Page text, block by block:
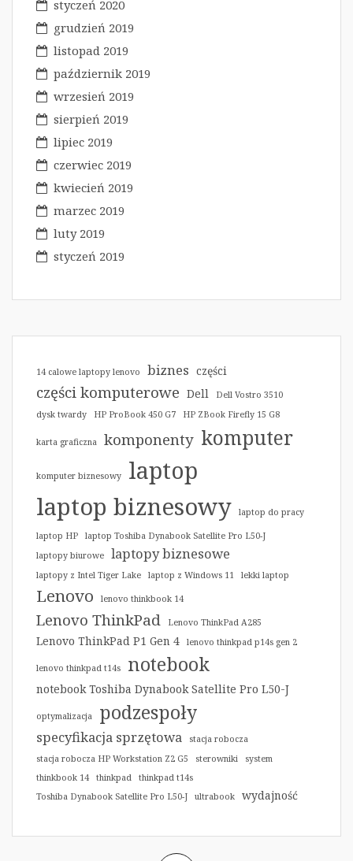
styczeń 2020
grudzień 2019
listopad 2019
październik 2019
wrzesień 2019
sierpień 2019
lipiec 2019
czerwiec 2019
kwiecień 2019
marzec 2019
luty 2019
styczeń 2019
14 calowe laptopy lenovo biznes części
części komputerowe Dell
Dell Vostro 3510
dysk twardy
HP ProBook 450 G7 HP ZBook Firefly 15 G8
karta graficzna komponenty komputer
komputer biznesowy laptop
laptop biznesowy laptop do pracy
laptop HP
laptop Toshiba Dynabook Satellite Pro L50-J
laptopy biurowe
laptopy biznesowe
laptopy z Intel Tiger Lake laptop z Windows 11 lekki laptop
Lenovo lenovo thinkbook 14
Lenovo ThinkPad Lenovo ThinkPad A285
Lenovo ThinkPad P1 Gen 4 lenovo thinkpad p14s gen 2
lenovo thinkpad t14s notebook
notebook Toshiba Dynabook Satellite Pro L50-J
optymalizacja podzespoły
specyfikacja sprzętowa
stacja robocza
stacja robocza HP Workstation Z2 G5
sterowniki
system
thinkbook 14
thinkpad
thinkpad t14s
Toshiba Dynabook Satellite Pro L50-J
ultrabook wydajność